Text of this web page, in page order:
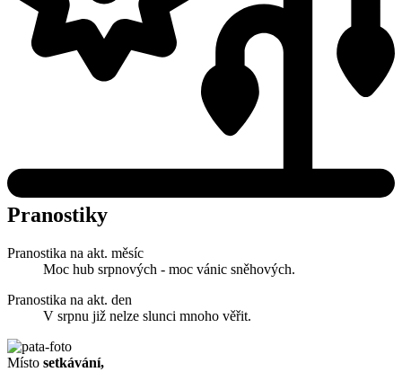
Pranostiky
Pranostika na akt. měsíc
Moc hub srpnových - moc vánic sněhových.
Pranostika na akt. den
V srpnu již nelze slunci mnoho věřit.
Místo setkávání,